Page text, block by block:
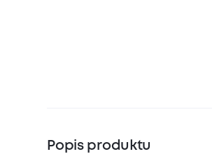
Popis produktu